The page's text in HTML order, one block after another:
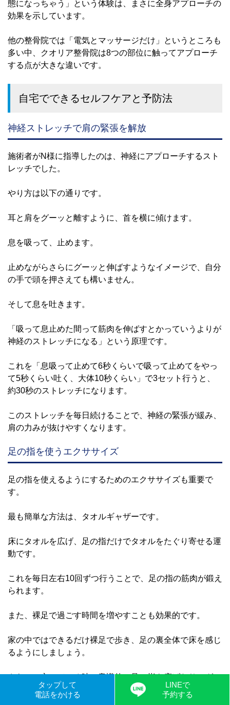
タップして
電話をかける
LINEで
予約する
態になっちゃう」という体験は、まさに全身アプローチの
効果を示しています。
他の整骨院では「電気とマッサージだけ」というところも
多い中、クオリア整骨院は8つの部位に触ってアプローチ
する点が大きな違いです。
自宅でできるセルフケアと予防法
神経ストレッチで肩の緊張を解放
施術者がN様に指導したのは、神経にアプローチするスト
レッチでした。
やり方は以下の通りです。
耳と肩をグーッと離すように、首を横に傾けます。
息を吸って、止めます。
止めながらさらにグーッと伸ばすようなイメージで、自分
の手で頭を押さえても構いません。
そして息を吐きます。
「吸って息止めた間って筋肉を伸ばすとかっていうよりが
神経のストレッチになる」という原理です。
これを「息吸って止めて6秒くらいで吸って止めてをやっ
て5秒くらい吐く、大体10秒くらい」で3セット行うと、
約30秒のストレッチになります。
このストレッチを毎日続けることで、神経の緊張が緩み、
肩の力みが抜けやすくなります。
足の指を使うエクササイズ
足の指を使えるようにするためのエクササイズも重要で
す。
最も簡単な方法は、タオルギャザーです。
床にタオルを広げ、足の指だけでタオルをたぐり寄せる運
動です。
これを毎日左右10回ずつ行うことで、足の指の筋肉が鍛え
られます。
また、裸足で過ごす時間を増やすことも効果的です。
家の中ではできるだけ裸足で歩き、足の裏全体で床を感じ
るようにしましょう。
さらに、立っている時に意識的に足の指を広げたり、グー
パーしたりする習慣をつけると良いでしょう。